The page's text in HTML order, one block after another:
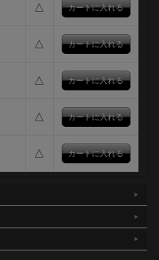
△
△
△
△
△